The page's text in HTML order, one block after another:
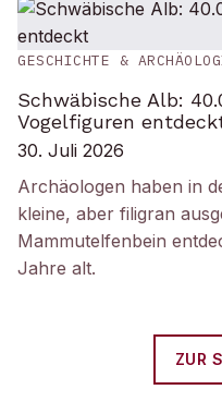
GESCHICHTE &
Schwäbische Alb:
Vogelfiguren
30. Juli 2026
Archäologen haben in
kleine, aber filigran
Mammutelfenbein
Jahre alt.
ZUR